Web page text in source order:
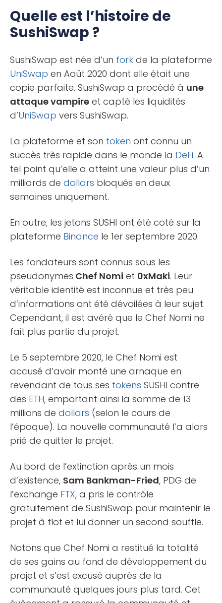
Quelle est l’histoire de
SushiSwap ?
SushiSwap est née d’un fork de la plateforme
UniSwap en Août 2020 dont elle était une
copie parfaite. SushiSwap a procédé à une
attaque vampire et capté les liquidités
d’UniSwap vers SushiSwap.
La plateforme et son token ont connu un
succès très rapide dans le monde la DeFi. A
tel point qu’elle a atteint une valeur plus d’un
milliards de dollars bloqués en deux
semaines uniquement.
En outre, les jetons SUSHI ont été coté sur la
plateforme Binance le 1er septembre 2020.
Les fondateurs sont connus sous les
pseudonymes Chef Nomi et 0xMaki. Leur
véritable identité est inconnue et très peu
d’informations ont été dévoilées à leur sujet.
Cependant, il est avéré que le Chef Nomi ne
fait plus partie du projet.
Le 5 septembre 2020, le Chef Nomi est
accusé d’avoir monté une arnaque en
revendant de tous ses tokens SUSHI contre
des ETH, emportant ainsi la somme de 13
millions de dollars (selon le cours de
l’époque). La nouvelle communauté l’a alors
prié de quitter le projet.
Au bord de l’extinction après un mois
d’existence, Sam Bankman-Fried, PDG de
l’exchange FTX, a pris le contrôle
gratuitement de SushiSwap pour maintenir le
projet à flot et lui donner un second souffle.
Notons que Chef Nomi a restitué la totalité
de ses gains au fond de développement du
projet et s’est excusé auprès de la
communauté quelques jours plus tard. Cet